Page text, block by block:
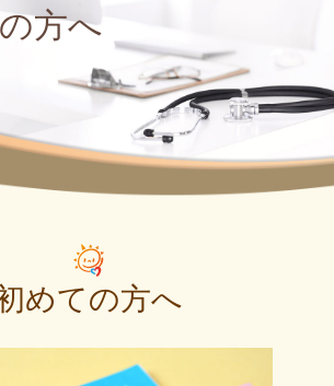
方へ
めての方へ